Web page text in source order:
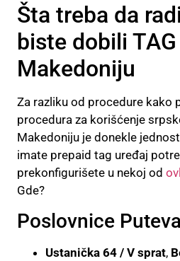
Šta treba da
biste dobili
Makedoniju
Za razliku od procedure kako
procedura za korišćenje
Makedoniju je donekle
imate prepaid tag uređaj
prekonfigurišete u nekoj od
Gde?
Poslovnice
Ustanička 64 / V sprat,